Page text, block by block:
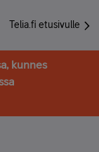
Telia.fi etusivulle
kunnes